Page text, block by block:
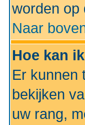
worden op
Naar
Hoe kan
Er kunnen
bekijken
uw rang,